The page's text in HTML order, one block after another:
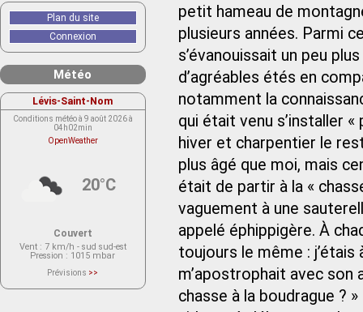
petit hameau de
plusieurs années. Parmi
s’évanouissait un peu
d’agréables étés en
notamment la
qui était venu s’installer
hiver et charpentier le
plus âgé que moi, mais
était de partir à la «
vaguement à une
appelé éphippigère. À
toujours le même : j’étais
m’apostrophait avec son
chasse à la boudrague ?
Plan du site
Connexion
Météo
Lévis-Saint-Nom
Conditions météo à 9 août 2026 à
04h02min
OpenWeather
20°C
Couvert
Vent : 7 km/h - sud sud-est
Pression : 1015 mbar
Prévisions >>
actuellement aucune prévision